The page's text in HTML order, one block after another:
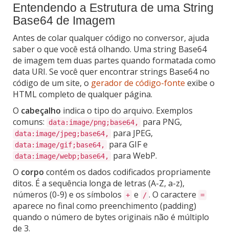
Entendendo a Estrutura de uma String
Base64 de Imagem
Antes de colar qualquer código no conversor, ajuda
saber o que você está olhando. Uma string Base64
de imagem tem duas partes quando formatada como
data URI. Se você quer encontrar strings Base64 no
código de um site, o gerador de código-fonte exibe o
HTML completo de qualquer página.
O cabeçalho indica o tipo do arquivo. Exemplos
comuns:
data:image/png;base64, para PNG,
data:image/jpeg;base64, para JPEG,
data:image/gif;base64, para GIF e
data:image/webp;base64,
para WebP.
O corpo contém os dados codificados propriamente
ditos. É a sequência longa de letras (A-Z, a-z),
números (0-9) e os símbolos + e / . O caractere =
aparece no final como preenchimento (padding)
quando o número de bytes originais não é múltiplo
de 3.